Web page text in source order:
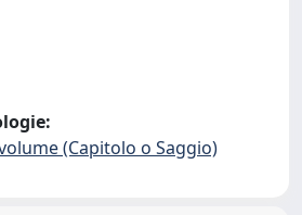
(Capitolo o Saggio)